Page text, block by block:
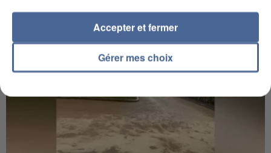
commun" avec les partis à la rentrée.
Gérer mes choix
Accepter et fermer